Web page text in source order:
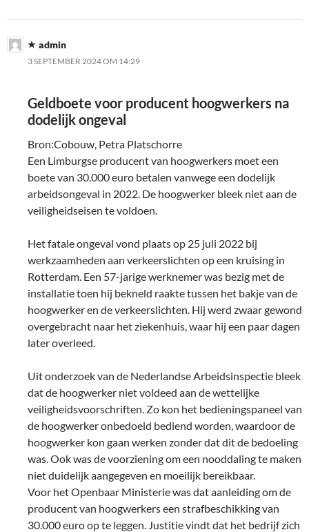
admin
3 SEPTEMBER 2024 OM 14:29
Geldboete voor producent hoogwerkers na
dodelijk ongeval
Bron:Cobouw, Petra Platschorre
Een Limburgse producent van hoogwerkers moet een
boete van 30.000 euro betalen vanwege een dodelijk
arbeidsongeval in 2022. De hoogwerker bleek niet aan de
veiligheidseisen te voldoen.
Het fatale ongeval vond plaats op 25 juli 2022 bij
werkzaamheden aan verkeerslichten op een kruising in
Rotterdam. Een 57-jarige werknemer was bezig met de
installatie toen hij bekneld raakte tussen het bakje van de
hoogwerker en de verkeerslichten. Hij werd zwaar gewond
overgebracht naar het ziekenhuis, waar hij een paar dagen
later overleed.
Uit onderzoek van de Nederlandse Arbeidsinspectie bleek
dat de hoogwerker niet voldeed aan de wettelijke
veiligheidsvoorschriften. Zo kon het bedieningspaneel van
de hoogwerker onbedoeld bediend worden, waardoor de
hoogwerker kon gaan werken zonder dat dit de bedoeling
was. Ook was de voorziening om een nooddaling te maken
niet duidelijk aangegeven en moeilijk bereikbaar.
Voor het Openbaar Ministerie was dat aanleiding om de
producent van hoogwerkers een strafbeschikking van
30.000 euro op te leggen. Justitie vindt dat het bedrijf zich